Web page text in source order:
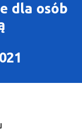
dla osób